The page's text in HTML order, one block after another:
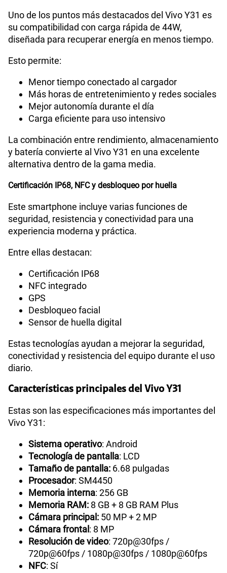
Uno de los puntos más destacados del Vivo Y31 es
su compatibilidad con carga rápida de 44W,
diseñada para recuperar energía en menos tiempo.
Esto permite:
Menor tiempo conectado al cargador
Más horas de entretenimiento y redes sociales
Mejor autonomía durante el día
Carga eficiente para uso intensivo
La combinación entre rendimiento, almacenamiento
y batería convierte al Vivo Y31 en una excelente
alternativa dentro de la gama media.
Certificación IP68, NFC y desbloqueo por huella
Este smartphone incluye varias funciones de
seguridad, resistencia y conectividad para una
experiencia moderna y práctica.
Entre ellas destacan:
Certificación IP68
NFC integrado
GPS
Desbloqueo facial
Sensor de huella digital
Estas tecnologías ayudan a mejorar la seguridad,
conectividad y resistencia del equipo durante el uso
diario.
Características principales del Vivo Y31
Estas son las especificaciones más importantes del
Vivo Y31:
Sistema operativo: Android
Tecnología de pantalla: LCD
Tamaño de pantalla: 6.68 pulgadas
Procesador: SM4450
Memoria interna: 256 GB
Memoria RAM: 8 GB + 8 GB RAM Plus
Cámara principal: 50 MP + 2 MP
Cámara frontal: 8 MP
Resolución de video: 720p@30fps /
720p@60fps / 1080p@30fps / 1080p@60fps
NFC: Sí